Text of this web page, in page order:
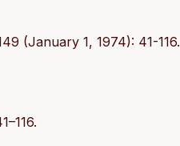
(January 1, 1974): 41-116.